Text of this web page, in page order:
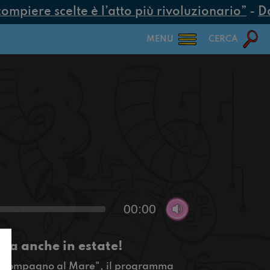
scelte è l’atto più rivoluzionario”-
MENU CERCA
00:00
anche in estate!
al Mare", il programma